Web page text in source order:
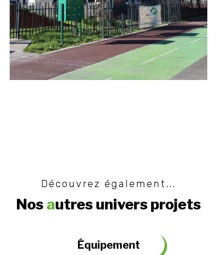
Découvrez également...
Nos autres univers projets
Équipement